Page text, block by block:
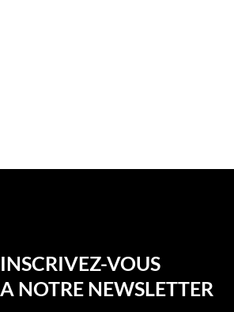
INSCRIVEZ-VOUS
A NOTRE NEWSLETTER